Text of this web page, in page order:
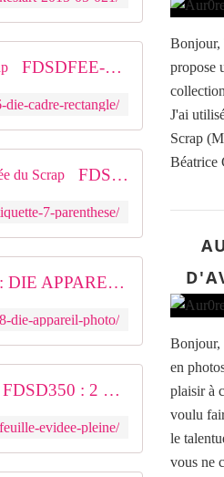
FDSDFEE-116 : DIE CADRE RECTANGLE big shot Fée du Scrap
cadre-rectangle/
FDSDFEE-126 : DIE ETIQUETTE 7 - PARENTHESE big shot Fée du Scrap
7-parenthese/
FDSD618 : DIE APPAREIL PHOTO Fée du Scrap
die-appareil-photo/
FDSD350 : 2 DIES FEUILLE EVIDEE + PLEINE Fée du Scrap
evidee-pleine/
Bonjour,
propose
J'ai
Scrap
Béatrice
Bonjour,
en
plaisir à
voulu
le
vous ne